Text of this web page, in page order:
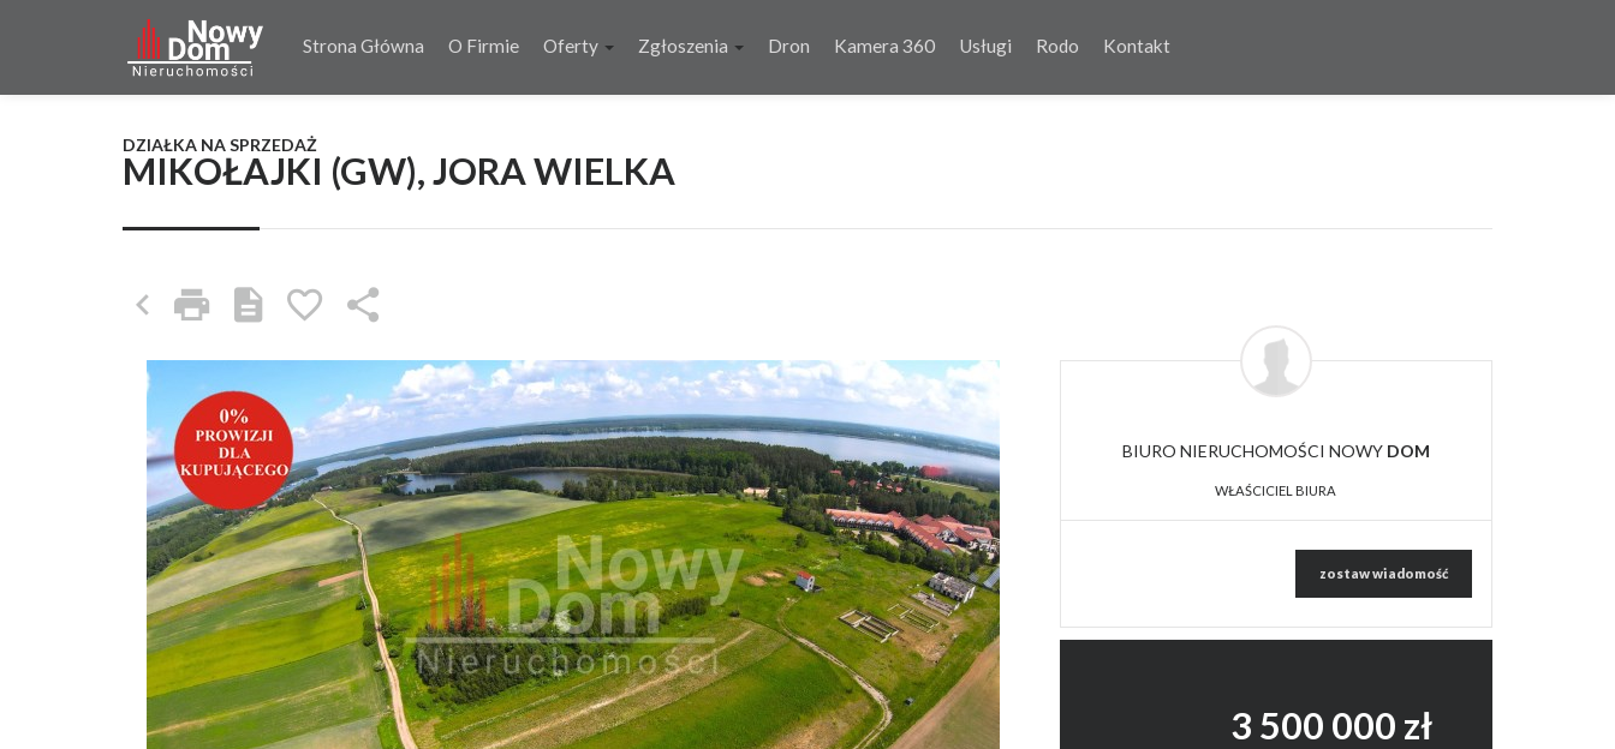
Strona Główna O Firmie Oferty Zgłoszenia Dron Kamera 360 Usługi Rodo Kontakt
MIKOŁAJKI (GW), JORA WIELKA
DZIAŁKA NA SPRZEDAŻ
BIURO NIERUCHOMOŚCI NOWY DOM
WŁAŚCICIEL BIURA
zostaw wiadomość
3 500 000 zł